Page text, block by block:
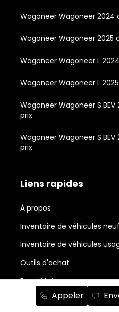
Appeler
Wagoneer Wagoneer
Wagoneer Wagoneer 2025
Wagoneer Wagoneer L
Wagoneer Wagoneer L
Wagoneer Wagoneer S
prix
Wagoneer Wagoneer S
prix
Liens rapides
À propos
Inventaire de véhicules
Inventaire de véhicules
Outils d'achat
Propriétaires
Nouvelles et actualité